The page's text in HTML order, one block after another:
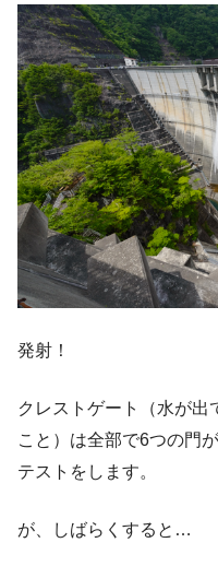
発射！
クレストゲート（水が出
こと）は全部で6つの門
テストをします。
が、しばらくすると…